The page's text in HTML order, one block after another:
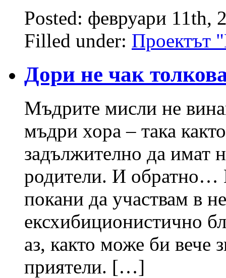
Posted: февруари 11th,
Filled under: Проектът
Дори не чак
Мъдрите мисли не
мъдри хора – така
задължително да имат
родители. И
покани да участвам в
ексхибиционистично
аз, както може би вече
приятели. […]